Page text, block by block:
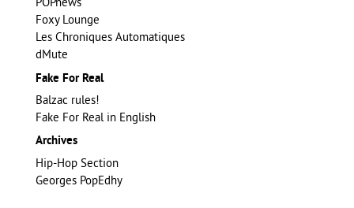
Foxy Lounge
Les Chroniques Automatiques
dMute
Fake For Real
Balzac rules!
Fake For Real in English
Archives
Hip-Hop Section
Georges PopEdhy